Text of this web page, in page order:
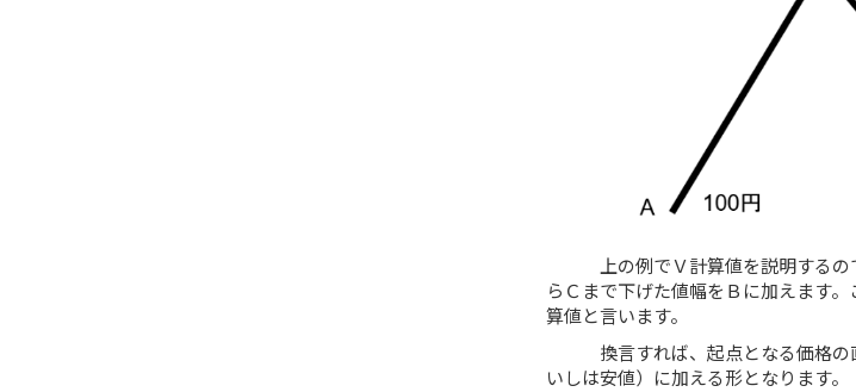
上の例でＶ計算値を説明するので
らＣまで下げた値幅をＢに加えます
算値と言います。
換言すれば、起点となる価格の直
いしは安値）に加える形となります。